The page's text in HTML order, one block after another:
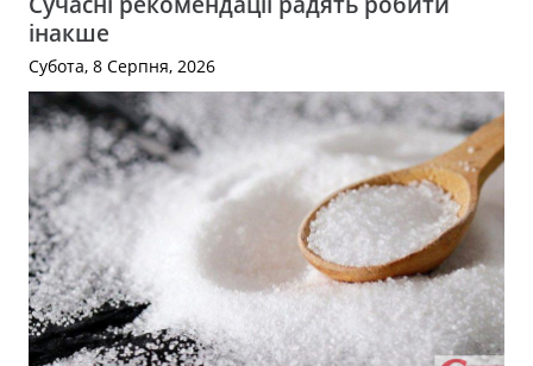
інакше
Субота, 8 Серпня, 2026